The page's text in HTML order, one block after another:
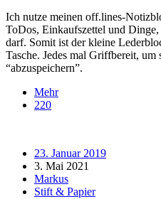
Ich nutze meinen off.lines-
ToDos, Einkaufszettel und
darf. Somit ist der kleine
Tasche. Jedes mal Griffbereit, um
“abzuspeichern”.
Mehr
220
23. Januar 2019
3. Mai 2021
Markus
Stift & Papier